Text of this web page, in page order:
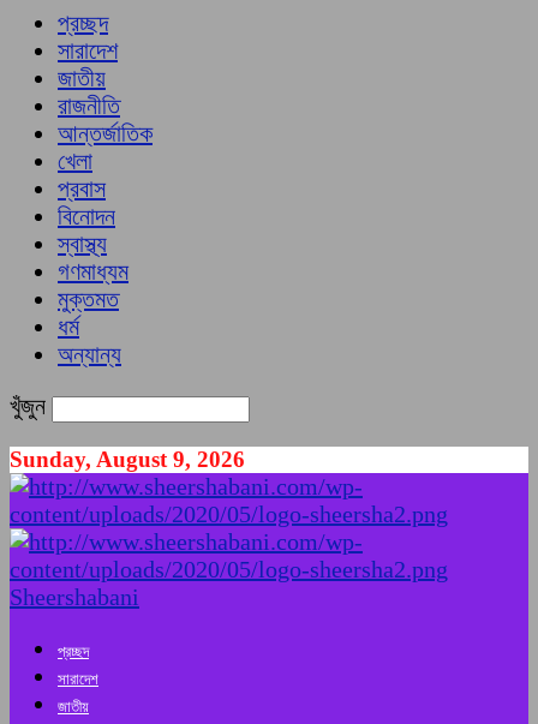
প্রচ্ছদ
সারাদেশ
জাতীয়
রাজনীতি
আন্তর্জাতিক
খেলা
প্রবাস
বিনোদন
স্বাস্থ্য
গণমাধ্যম
মুক্তমত
ধর্ম
অন্যান্য
খুঁজুন
Sunday, August 9, 2026
Sheershabani
প্রচ্ছদ
সারাদেশ
জাতীয়